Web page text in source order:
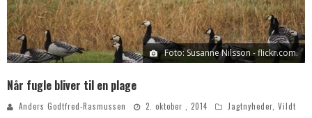
Foto: Susanne Nilsson - flickr.com.
Når fugle bliver til en plage
Anders Godtfred-Rasmussen 2. oktober , 2014 Jagtnyheder, Vildt